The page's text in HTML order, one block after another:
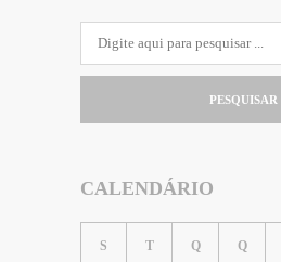
PESQUISAR
CALENDÁRIO
S T Q Q